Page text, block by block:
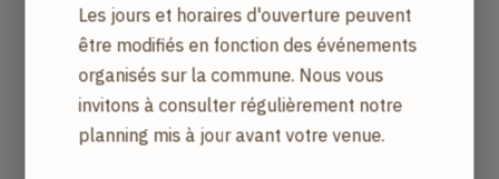
Les jours et horaires d'ouverture peuvent
être modifiés en fonction des événements
organisés sur la commune. Nous vous
invitons à consulter régulièrement notre
planning mis à jour avant votre venue.
suivis tiers, suivre vos interactions avec ces contenus
embarqués si vous disposez d’un compte connecté
sur leur site web.
POLITIQUE DE COOKIES